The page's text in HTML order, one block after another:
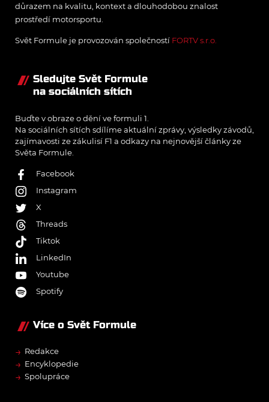
důrazem na kvalitu, kontext a dlouhodobou znalost
prostředí motorsportu.
Svět Formule je provozován společností FORTV s.r.o.
Sledujte Svět Formule
na sociálních sítích
Buďte v obraze o dění ve formuli 1.
Na sociálních sítích sdílíme aktuální zprávy, výsledky závodů,
zajímavosti ze zákulisí F1 a odkazy na nejnovější články ze
Světa Formule.
Facebook
Instagram
X
Threads
Tiktok
LinkedIn
Youtube
Spotify
Více o Svět Formule
→ Redakce
→ Encyklopedie
→ Spolupráce